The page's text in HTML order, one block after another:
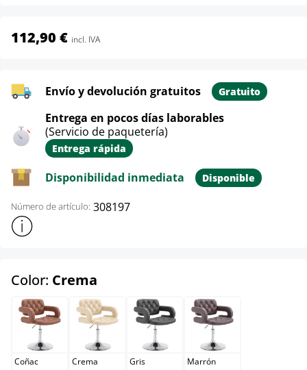
112,90 € incl. IVA
Envío y devolución gratuitos Gratuito
Entrega en pocos días laborables
(Servicio de paquetería)
Entrega rápida
Disponibilidad inmediata Disponible
Número de artículo: 308197
Mostrar más información sobre el producto
Color: Crema
Coñac
Coñac
Crema
Crema
Gris
Gris
Marrón
Marrón